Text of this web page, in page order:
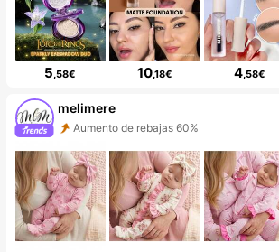
5,58€ 10,18€ 4,58€
melimere
Aumento de rebajas 60%